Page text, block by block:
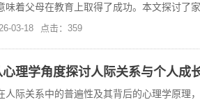
味着父母在教育上取得了成功。本文探讨了
03-18 点击：359
理学角度探讨人际关系与个人成
人际关系中的普遍性及其背后的心理学原理